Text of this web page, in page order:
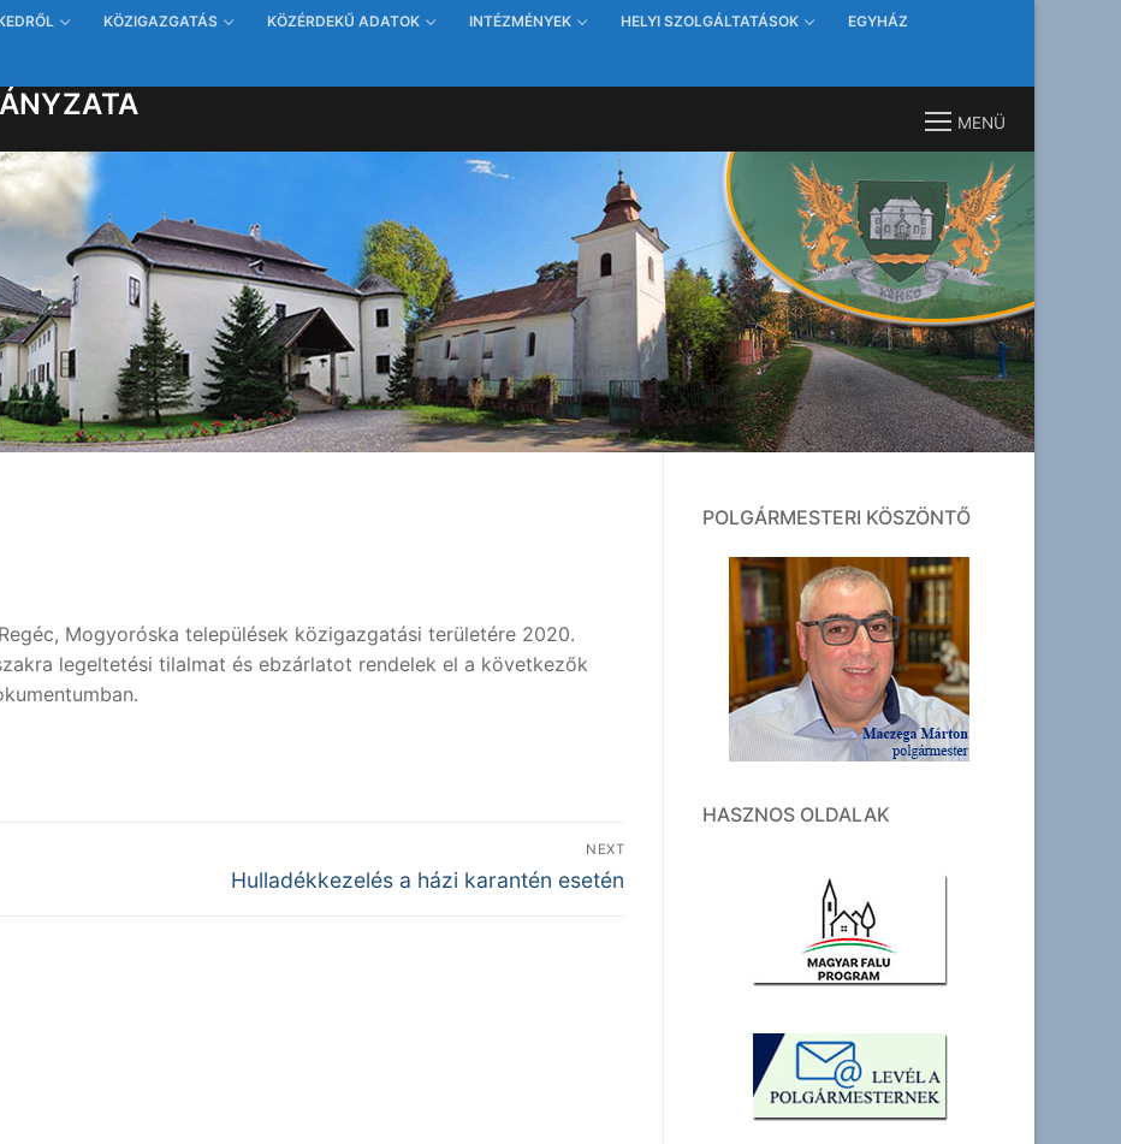
KÖZIGAZGATÁS KÖZÉRDEKŰ ADATOK INTÉZMÉNYEK HELYI SZOLGÁLTATÁSOK EGYHÁZ
MENÜ
Mogyoróska települések közigazgatási területére 2020.
legeltetési tilalmat és ebzárlatot rendelek el a következők
NEXT
Next
Hulladékkezelés a házi karantén esetén
POLGÁRMESTERI KÖSZÖNTŐ
HASZNOS OLDALAK